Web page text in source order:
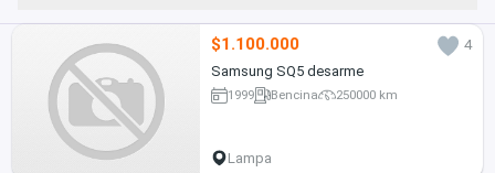
$1.100.000
4
Samsung SQ5 desarme
1999 Bencina 250000 km
Lampa